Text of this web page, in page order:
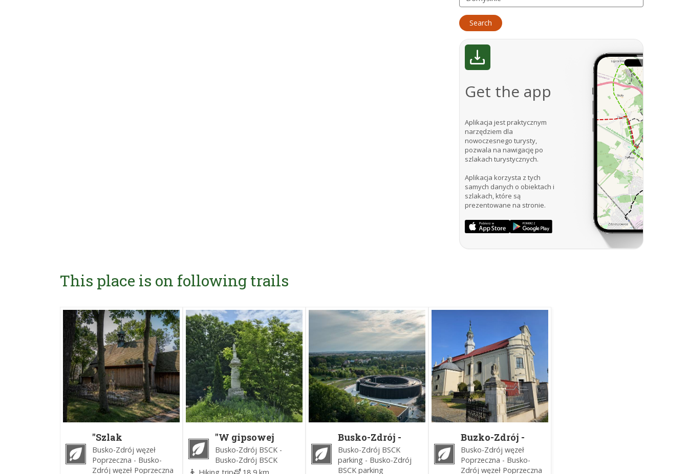
Get the app
Aplikacja jest praktycznym
narzędziem dla
nowoczesnego turysty,
pozwala na nawigację po
szlakach turystycznych.
Aplikacja korzysta z tych
samych danych o obiektach i
szlakach, które są
prezentowane na stronie.
This place is on following trails
"Szlak
drewnianego
budownictwa
sakralnego
Busko-Zdrój węzeł
Poprzeczna - Busko-
Zdrój węzeł Poprzeczna
"W gipsowej
krainie" Gacki
Busko-Zdrój BSCK -
Busko-Zdrój BSCK
Hiking trip
18,9 km
Busko-Zdrój -
Skorocice -
Radzanów -
Busko-Zdrój
Busko-Zdrój BSCK
parking - Busko-Zdrój
BSCK parking
Buzko-Zdrój -
Szaniec -
Zbrodzice -
Busko-Zdrój
Busko-Zdrój węzeł
Poprzeczna - Busko-
Zdrój węzeł Poprzeczna